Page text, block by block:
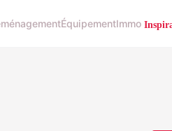
ÉquipementImmo